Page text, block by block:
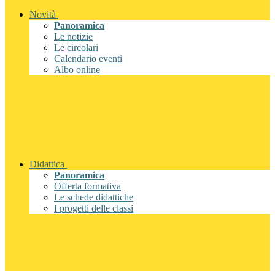
Novità
Panoramica
Le notizie
Le circolari
Calendario eventi
Albo online
Didattica
Panoramica
Offerta formativa
Le schede didattiche
I progetti delle classi